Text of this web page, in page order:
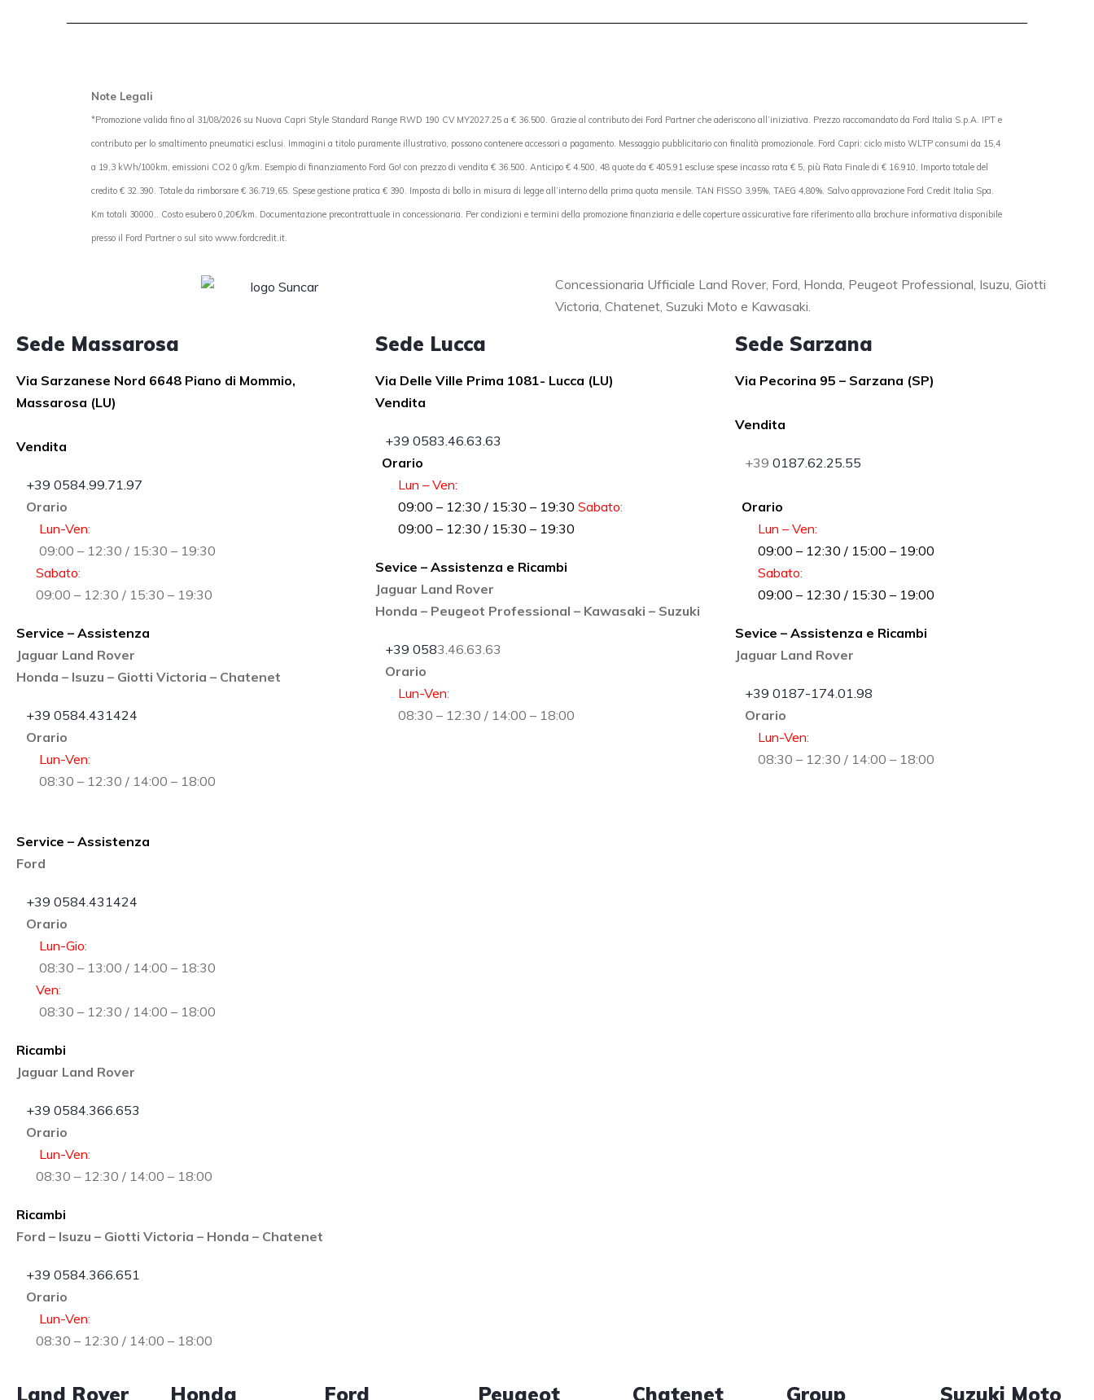
Note Legali
*Promozione valida fino al 31/08/2026 su Nuova Capri Style Standard Range RWD 190 CV MY2027.25 a € 36.500. Grazie al contributo dei Ford Partner che aderiscono all’iniziativa. Prezzo raccomandato da Ford Italia S.p.A. IPT e
contributo per lo smaltimento pneumatici esclusi. Immagini a titolo puramente illustrativo, possono contenere accessori a pagamento. Messaggio pubblicitario con finalità promozionale. Ford Capri: ciclo misto WLTP consumi da 15,4
a 19,3 kWh/100km, emissioni CO2 0 g/km. Esempio di finanziamento Ford Go! con prezzo di vendita € 36.500. Anticipo € 4.500, 48 quote da € 405,91 escluse spese incasso rata € 5, più Rata Finale di € 16.910, Importo totale del
credito € 32.390. Totale da rimborsare € 36.719,65. Spese gestione pratica € 390. Imposta di bollo in misura di legge all’interno della prima quota mensile. TAN FISSO 3,95%, TAEG 4,80%. Salvo approvazione Ford Credit Italia Spa.
Km totali 30000.. Costo esubero 0,20€/km. Documentazione precontrattuale in concessionaria. Per condizioni e termini della promozione finanziaria e delle coperture assicurative fare riferimento alla brochure informativa disponibile
presso il Ford Partner o sul sito www.fordcredit.it.
Concessionaria Ufficiale Land Rover, Ford, Honda, Peugeot Professional, Isuzu, Giotti
Victoria, Chatenet, Suzuki Moto e Kawasaki.
Sede Massarosa
Via Sarzanese Nord 6648 Piano di Mommio,
Massarosa (LU)
Vendita
+39 0584.99.71.97
Orario
Lun-Ven:
09:00 – 12:30 / 15:30 – 19:30
Sabato:
09:00 – 12:30 / 15:30 – 19:30
Service – Assistenza
Jaguar Land Rover
Honda – Isuzu – Giotti Victoria – Chatenet
+39 0584.431424
Orario
Lun-Ven:
08:30 – 12:30 / 14:00 – 18:00
Service – Assistenza
Ford
+39 0584.431424
Orario
Lun-Gio:
08:30 – 13:00 / 14:00 – 18:30
Ven:
08:30 – 12:30 / 14:00 – 18:00
Ricambi
Jaguar Land Rover
+39 0584.366.653
Orario
Lun-Ven:
08:30 – 12:30 / 14:00 – 18:00
Ricambi
Ford – Isuzu – Giotti Victoria – Honda – Chatenet
+39 0584.366.651
Orario
Lun-Ven:
08:30 – 12:30 / 14:00 – 18:00
Sede Lucca
Via Delle Ville Prima 1081- Lucca (LU)
Vendita
+39 0583.46.63.63
Orario
Lun – Ven:
09:00 – 12:30 / 15:30 – 19:30 Sabato:
09:00 – 12:30 / 15:30 – 19:30
Sevice – Assistenza e Ricambi
Jaguar Land Rover
Honda – Peugeot Professional – Kawasaki – Suzuki
+39 0583.46.63.63
Orario
Lun-Ven:
08:30 – 12:30 / 14:00 – 18:00
Sede Sarzana
Via Pecorina 95 – Sarzana (SP)
Vendita
+39 0187.62.25.55
Orario
Lun – Ven:
09:00 – 12:30 / 15:00 – 19:00
Sabato:
09:00 – 12:30 / 15:30 – 19:00
Sevice – Assistenza e Ricambi
Jaguar Land Rover
+39 0187-174.01.98
Orario
Lun-Ven:
08:30 – 12:30 / 14:00 – 18:00
Land Rover Honda Ford Peugeot Chatenet Group Suzuki Moto